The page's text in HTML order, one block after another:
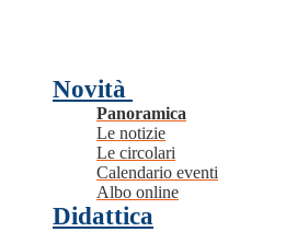
Novità
Panoramica
Le notizie
Le circolari
Calendario eventi
Albo online
Didattica